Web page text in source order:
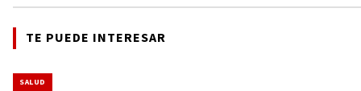
TE PUEDE INTERESAR
SALUD